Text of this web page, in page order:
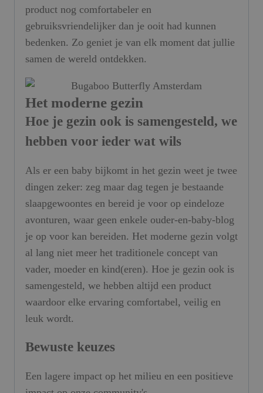
product nog comfortabeler en
gebruiksvriendelijker dan je ooit had kunnen
bedenken. Zo geniet je van elk moment dat jullie
samen de wereld ontdekken.
Het moderne gezin
Hoe je gezin ook is samengesteld, we
hebben voor ieder wat wils
Als er een baby bijkomt in het gezin weet je twee
dingen zeker: zeg maar dag tegen je bestaande
slaapgewoontes en bereid je voor op eindeloze
avonturen, waar geen enkele ouder-en-baby-blog
je op voor kan bereiden. Het moderne gezin volgt
al lang niet meer het traditionele concept van
vader, moeder en kind(eren). Hoe je gezin ook is
samengesteld, we hebben altijd een product
waardoor elke ervaring comfortabel, veilig en
leuk wordt.
Bewuste keuzes
Een lagere impact op het milieu en een positieve